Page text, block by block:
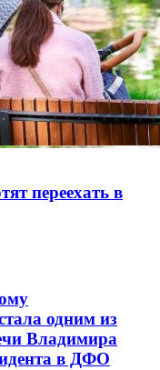
переехать в
одним из
Владимира
в ДФО